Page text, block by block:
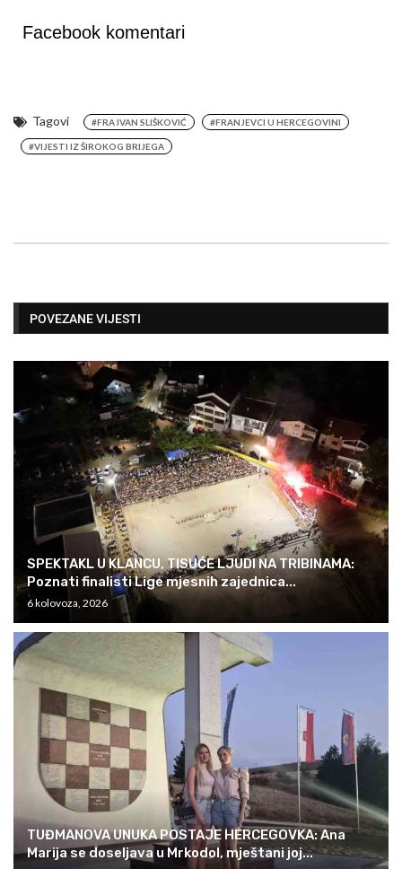
Facebook komentari
Tagovi #FRA IVAN SLIŠKOVIĆ #FRANJEVCI U HERCEGOVINI
#VIJESTI IZ ŠIROKOG BRIJEGA
POVEZANE VIJESTI
SPEKTAKL U KLANCU, TISUĆE LJUDI NA TRIBINAMA:
Poznati finalisti Lige mjesnih zajednica...
6 kolovoza, 2026
TUĐMANOVA UNUKA POSTAJE HERCEGOVKA: Ana
Marija se doseljava u Mrkodol, mještani joj...